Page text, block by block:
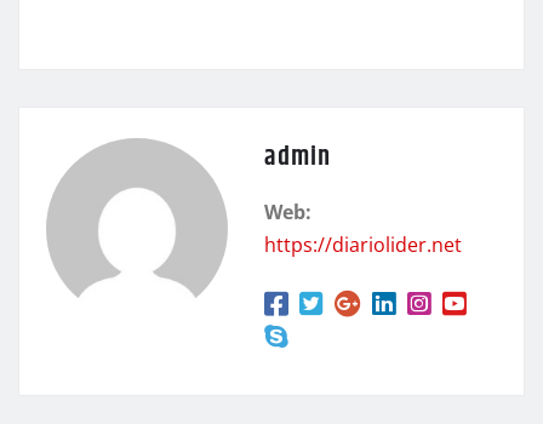
admin
Web:
https://diariolider.net